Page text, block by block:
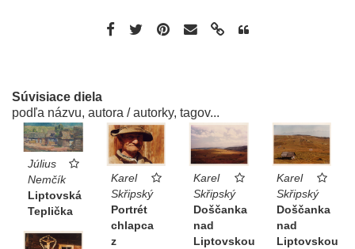
Súvisiace diela
podľa názvu, autora / autorky, tagov...
Július
Nemčík
Liptovská
Teplička
Karel
Skřipský
Portrét
chlapca
z
Karel
Skřipský
Doščanka
nad
Liptovskou
Karel
Skřipský
Doščanka
nad
Liptovskou